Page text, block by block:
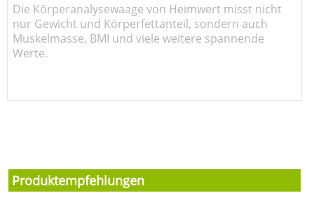
Die Körperanalysewaage von Heimwert misst nicht
nur Gewicht und Körperfettanteil, sondern auch
Muskelmasse, BMI und viele weitere spannende
Werte.
Produktempfehlungen